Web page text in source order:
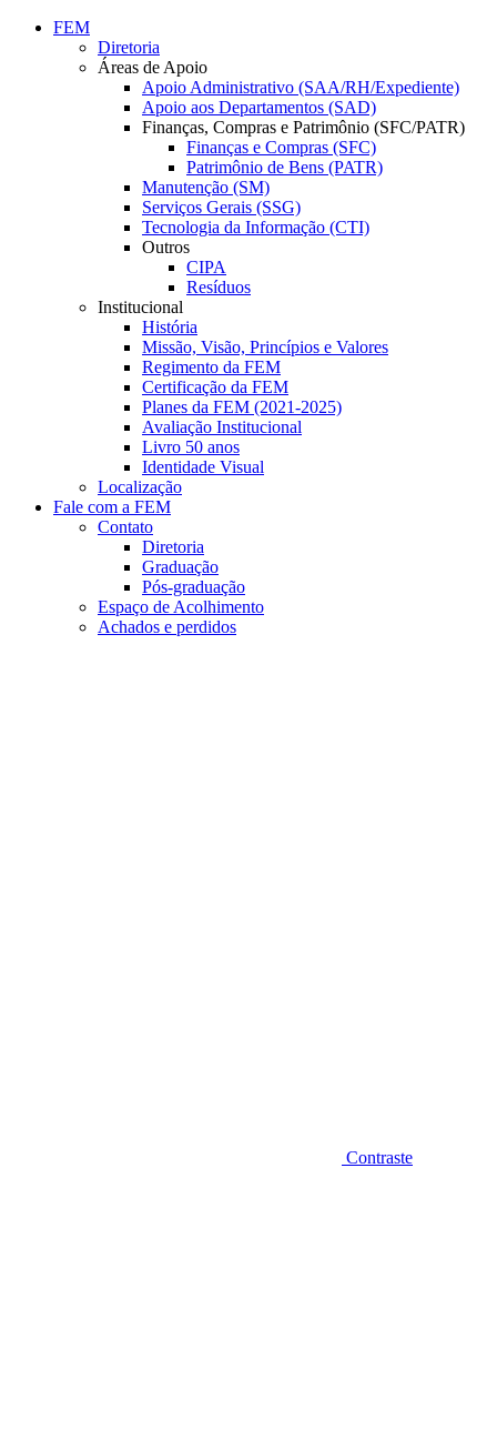
Conteúdo principal
FEM
Diretoria
Áreas de Apoio
Apoio Administrativo (SAA/RH/Expediente)
Apoio aos Departamentos (SAD)
Finanças, Compras e Patrimônio (SFC/PATR)
Finanças e Compras (SFC)
Patrimônio de Bens (PATR)
Manutenção (SM)
Serviços Gerais (SSG)
Tecnologia da Informação (CTI)
Outros
CIPA
Resíduos
Institucional
História
Missão, Visão, Princípios e Valores
Regimento da FEM
Certificação da FEM
Planes da FEM (2021-2025)
Avaliação Institucional
Livro 50 anos
Identidade Visual
Localização
Fale com a FEM
Contato
Diretoria
Graduação
Pós-graduação
Espaço de Acolhimento
Achados e perdidos
Contraste